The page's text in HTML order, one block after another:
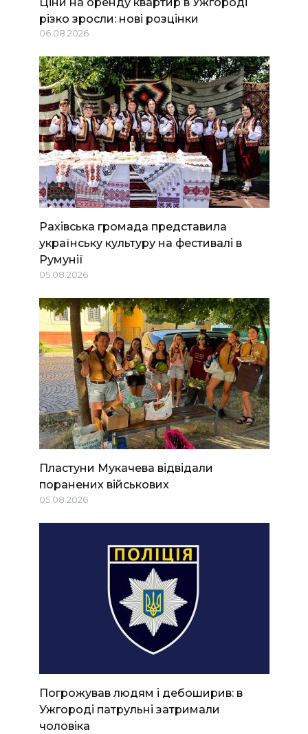
різко зросли: нові розцінки
06.08.2026
Рахівська громада представила
українську культуру на фестивалі в
Румунії
05.08.2026
Пластуни Мукачева відвідали
поранених військових
05.08.2026
Погрожував людям і дебоширив: в
Ужгороді патрульні затримали
чоловіка